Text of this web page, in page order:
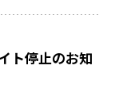
ト停止のお知